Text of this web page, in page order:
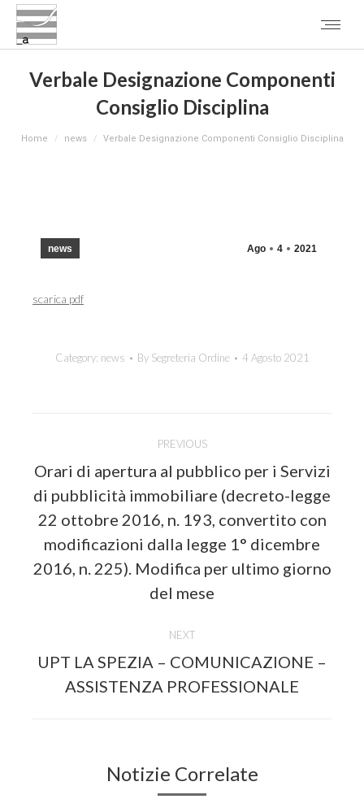
Verbale Designazione Componenti
Consiglio Disciplina
Home news Verbale Designazione Componenti Consiglio Disciplina
Ago 4 2021
news
scarica pdf
Category: news By Segreteria Ordine 4 Agosto 2021
navigation
PREVIOUS
Previous
post:
Orari di apertura al pubblico per i Servizi
di pubblicità immobiliare (decreto-legge
22 ottobre 2016, n. 193, convertito con
modificazioni dalla legge 1° dicembre
2016, n. 225). Modifica per ultimo giorno
del mese
NEXT
Next
post:
UPT LA SPEZIA – COMUNICAZIONE –
ASSISTENZA PROFESSIONALE
Notizie Correlate